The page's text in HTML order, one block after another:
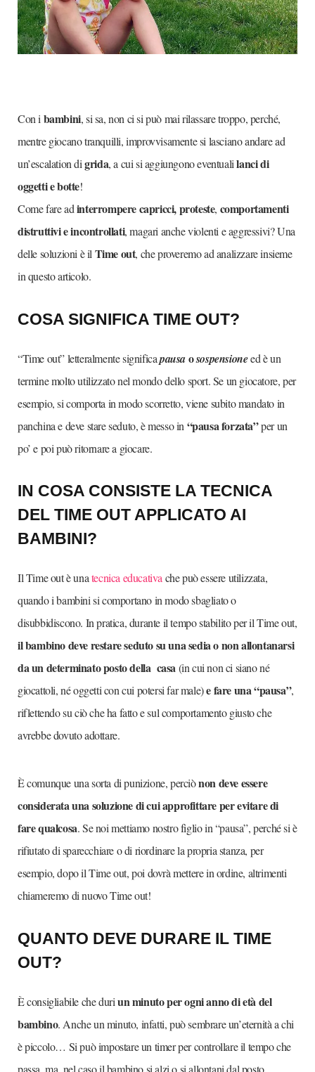
Con i bambini, si sa, non ci si può mai rilassare troppo, perché,
mentre giocano tranquilli, improvvisamente si lasciano andare ad
un’escalation digrida, a cui si aggiungono eventualilanci di
oggetti e botte!
Come fare adinterrompere capricci, proteste, comportamenti
distruttivi e incontrollati, magari anche violenti e aggressivi? Una
delle soluzioni è il Time out, che proveremo ad analizzare insieme
in questo articolo.
COSA SIGNIFICA TIME OUT?
“Time out” letteralmente significapausaosospensioneed è un
termine molto utilizzato nel mondo dello sport. Se un giocatore, per
esempio, si comporta in modo scorretto, viene subito mandato in
panchina e deve stare seduto, è messo in “pausa forzata”per un
po’ e poi può ritornare a giocare.
IN COSA CONSISTE LA TECNICA
DEL TIME OUT APPLICATO AI
BAMBINI?
Il Time out è unatecnica educativache può essere utilizzata,
quando i bambini si comportano in modo sbagliato o
disubbidiscono. In pratica, durante il tempo stabilito per il Time out,
il bambino deve restare seduto su una sedia o non allontanarsi
da un determinato posto della casa(in cui non ci siano né
giocattoli, né oggetti con cui potersi far male)e fare una “pausa”,
riflettendo su ciò che ha fatto e sul comportamento giusto che
avrebbe dovuto adottare.
È comunque una sorta di punizione, perciònon deve essere
considerata una soluzione di cui approfittare per evitare di
fare qualcosa. Se noi mettiamo nostro figlio in “pausa”, perché si è
rifiutato di sparecchiare o di riordinare la propria stanza, per
esempio, dopo il Time out, poi dovrà mettere in ordine, altrimenti
chiameremo di nuovo Time out!
QUANTO DEVE DURARE IL TIME
OUT?
È consigliabile che duriun minuto per ogni anno di età del
bambino. Anche un minuto, infatti, può sembrare un’eternità a chi
è piccolo… Si può impostare un timer per controllare il tempo che
passa, ma, nel caso il bambino si alzi o si allontani dal posto